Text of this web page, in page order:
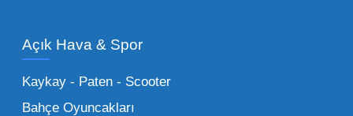
stok imkanımızla sunulmaktadır.
Küçük Oyuncaklar:
sağlayan toptan küçük oyuncaklar, bakkallar,
Açık Hava & Spor
Kaykay - Paten - Scooter
Bahçe Oyuncakları